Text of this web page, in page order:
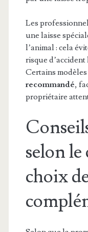
Les
une laisse
l’animal : cela
risque
Certains
recommandé,
propriétaire
selon
choix